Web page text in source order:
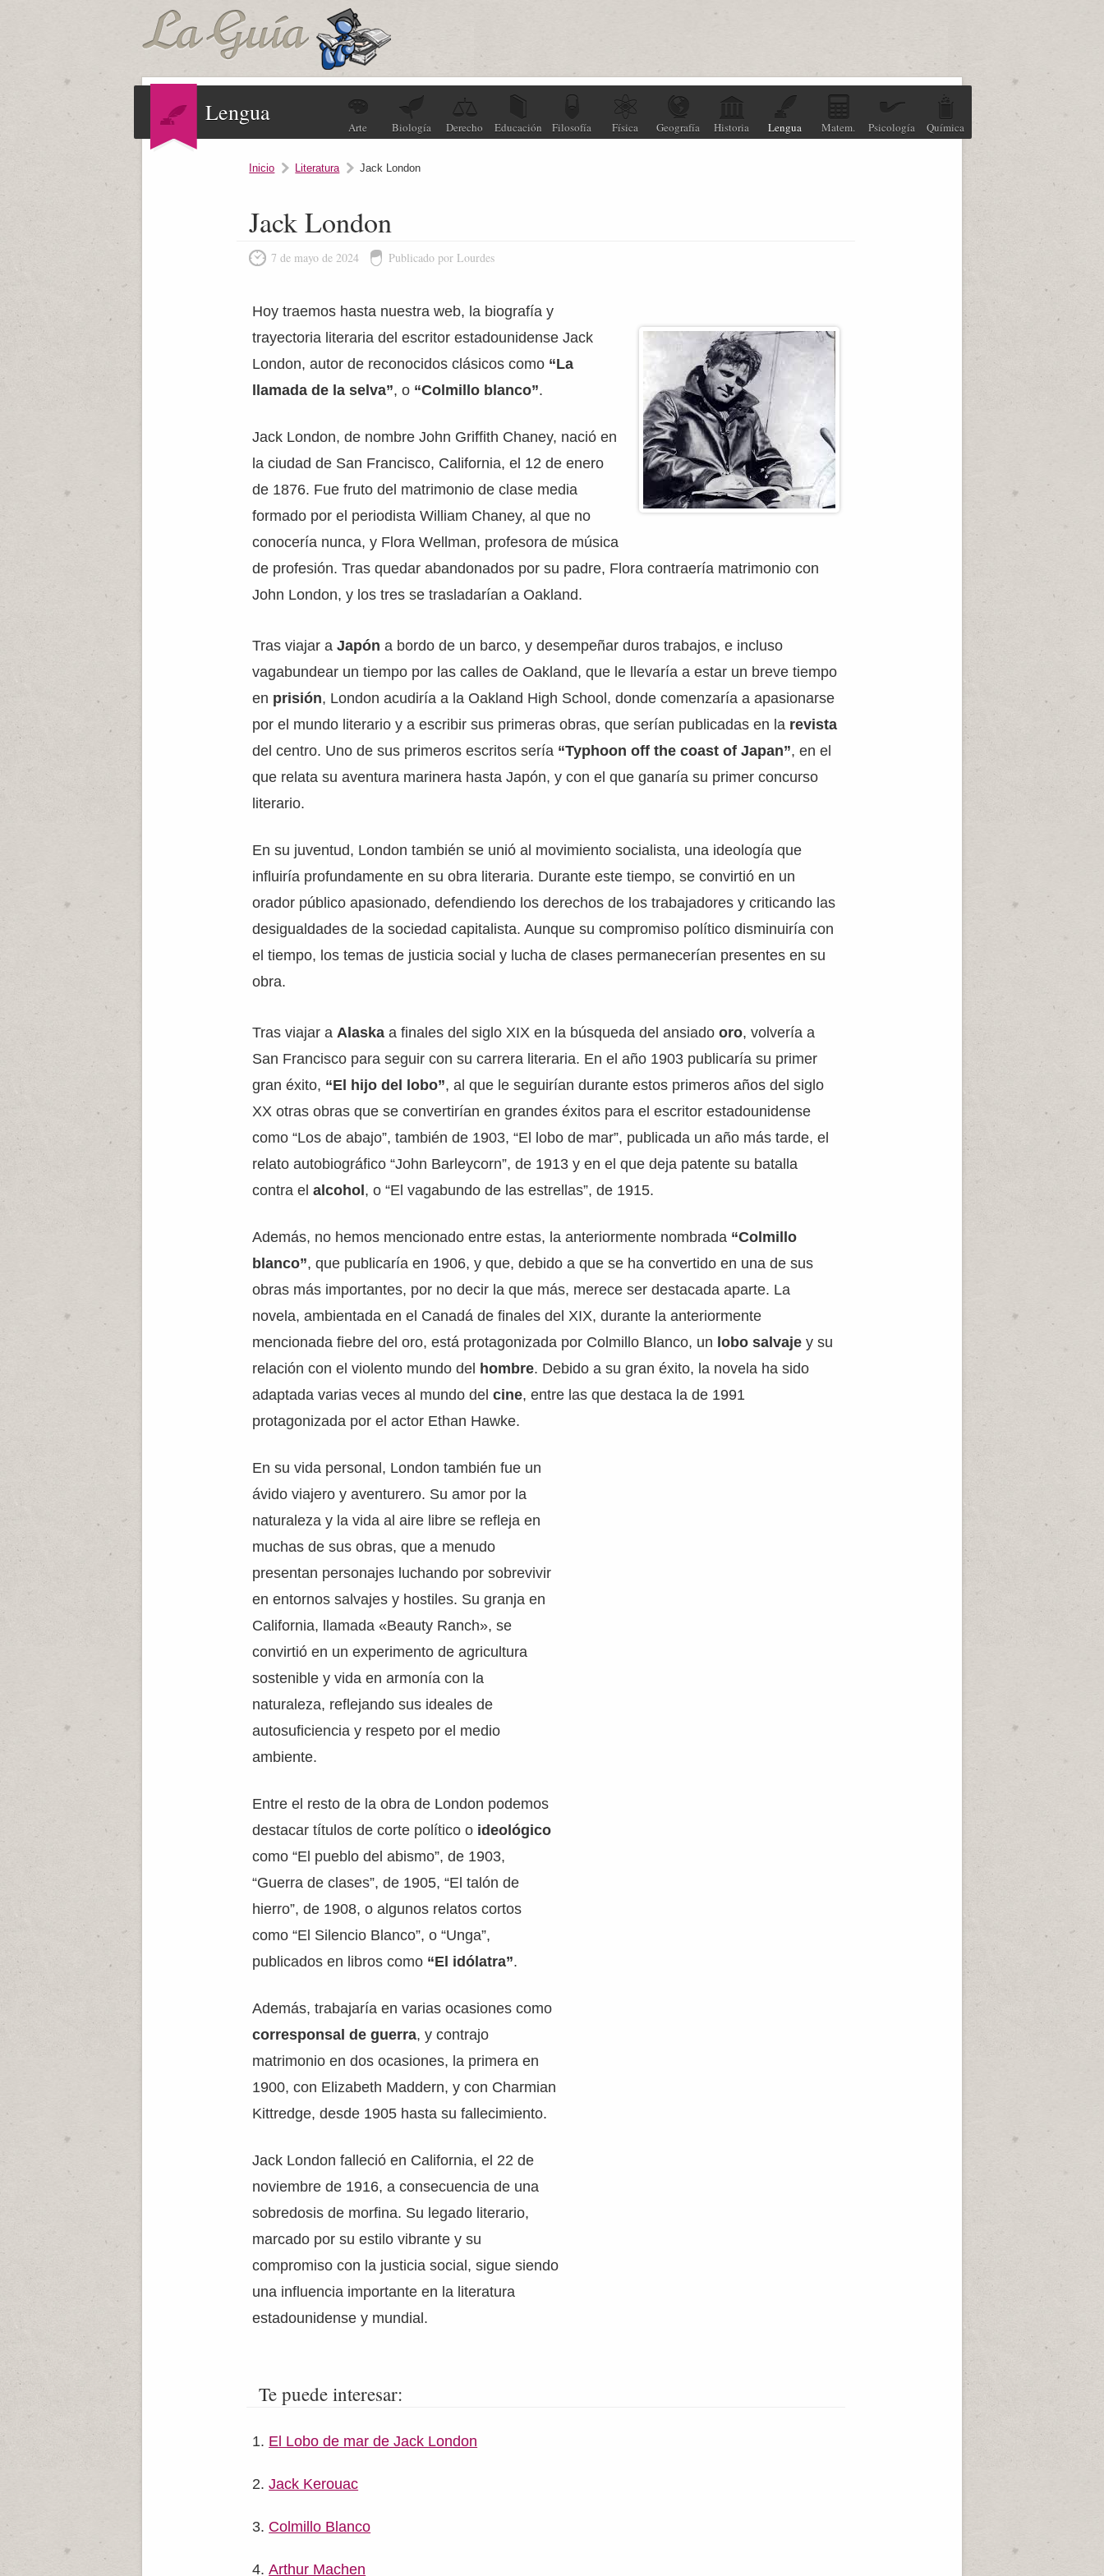
Lengua
Arte Biología Derecho Educación Filosofía Física Geografía Historia Lengua Matem. Psicología Química
Inicio Literatura Jack London
Jack London
7 de mayo de 2024 Publicado por Lourdes
Hoy traemos hasta nuestra web, la biografía y
trayectoria literaria del escritor estadounidense Jack
London, autor de reconocidos clásicos como “La
llamada de la selva”, o “Colmillo blanco”.
Jack London, de nombre John Griffith Chaney, nació en
la ciudad de San Francisco, California, el 12 de enero
de 1876. Fue fruto del matrimonio de clase media
formado por el periodista William Chaney, al que no
conocería nunca, y Flora Wellman, profesora de música
de profesión. Tras quedar abandonados por su padre, Flora contraería matrimonio con
John London, y los tres se trasladarían a Oakland.
Tras viajar aJapón a bordo de un barco, y desempeñar duros trabajos, e incluso
vagabundear un tiempo por las calles de Oakland, que le llevaría a estar un breve tiempo
en prisión, London acudiría a la Oakland High School, donde comenzaría a apasionarse
por el mundo literario y a escribir sus primeras obras, que serían publicadas en la revista
del centro. Uno de sus primeros escritos sería “Typhoon off the coast of Japan”, en el
que relata su aventura marinera hasta Japón, y con el que ganaría su primer concurso
literario.
En su juventud, London también se unió al movimiento socialista, una ideología que
influiría profundamente en su obra literaria. Durante este tiempo, se convirtió en un
orador público apasionado, defendiendo los derechos de los trabajadores y criticando las
desigualdades de la sociedad capitalista. Aunque su compromiso político disminuiría con
el tiempo, los temas de justicia social y lucha de clases permanecerían presentes en su
obra.
Tras viajar aAlaska a finales del siglo XIX en la búsqueda del ansiadooro, volvería a
San Francisco para seguir con su carrera literaria. En el año 1903 publicaría su primer
gran éxito, “El hijo del lobo”, al que le seguirían durante estos primeros años del siglo
XX otras obras que se convertirían en grandes éxitos para el escritor estadounidense
como “Los de abajo”, también de 1903, “El lobo de mar”, publicada un año más tarde, el
relato autobiográfico “John Barleycorn”, de 1913 y en el que deja patente su batalla
contra el alcohol , o “El vagabundo de las estrellas”, de 1915.
Además, no hemos mencionado entre estas, la anteriormente nombrada “Colmillo
blanco”, que publicaría en 1906, y que, debido a que se ha convertido en una de sus
obras más importantes, por no decir la que más, merece ser destacada aparte. La
novela, ambientada en el Canadá de finales del XIX, durante la anteriormente
mencionada fiebre del oro, está protagonizada por Colmillo Blanco, un lobo salvaje y su
relación con el violento mundo del hombre. Debido a su gran éxito, la novela ha sido
adaptada varias veces al mundo delcine, entre las que destaca la de 1991
protagonizada por el actor Ethan Hawke.
En su vida personal, London también fue un
ávido viajero y aventurero. Su amor por la
naturaleza y la vida al aire libre se refleja en
muchas de sus obras, que a menudo
presentan personajes luchando por sobrevivir
en entornos salvajes y hostiles. Su granja en
California, llamada «Beauty Ranch», se
convirtió en un experimento de agricultura
sostenible y vida en armonía con la
naturaleza, reflejando sus ideales de
autosuficiencia y respeto por el medio
ambiente.
Entre el resto de la obra de London podemos
destacar títulos de corte político o ideológico
como “El pueblo del abismo”, de 1903,
“Guerra de clases”, de 1905, “El talón de
hierro”, de 1908, o algunos relatos cortos
como “El Silencio Blanco”, o “Unga”,
publicados en libros como “El idólatra”.
Además, trabajaría en varias ocasiones como
corresponsal de guerra, y contrajo
matrimonio en dos ocasiones, la primera en
1900, con Elizabeth Maddern, y con Charmian
Kittredge, desde 1905 hasta su fallecimiento.
Jack London falleció en California, el 22 de
noviembre de 1916, a consecuencia de una
sobredosis de morfina. Su legado literario,
marcado por su estilo vibrante y su
compromiso con la justicia social, sigue siendo
una influencia importante en la literatura
estadounidense y mundial.
Te puede interesar:
El Lobo de mar de Jack London
Jack Kerouac
Colmillo Blanco
Arthur Machen